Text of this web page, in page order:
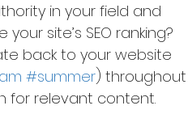
in your field and
site’s SEO ranking?
back to your website
#summer) throughout
for relevant content.